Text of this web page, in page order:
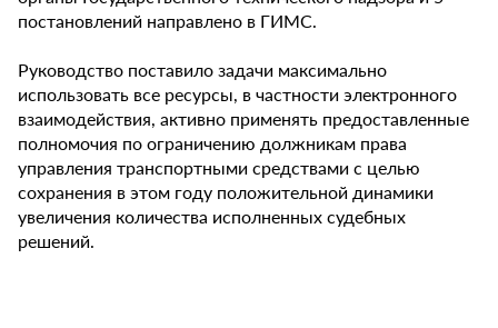
постановлений направлено в ГИМС.
Руководство поставило задачи максимально
использовать все ресурсы, в частности электронного
взаимодействия, активно применять предоставленные
полномочия по ограничению должникам права
управления транспортными средствами с целью
сохранения в этом году положительной динамики
увеличения количества исполненных судебных
решений.